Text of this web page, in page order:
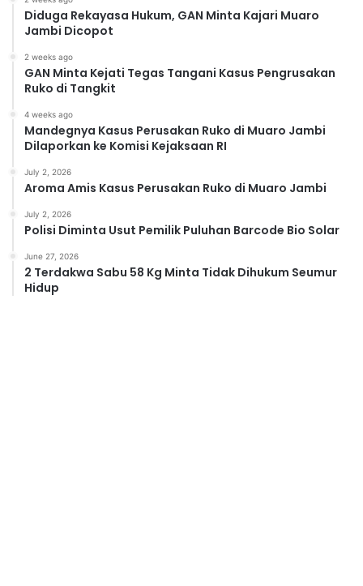
Diduga Rekayasa Hukum, GAN Minta Kajari Muaro
Jambi Dicopot
2 weeks ago
GAN Minta Kejati Tegas Tangani Kasus Pengrusakan
Ruko di Tangkit
4 weeks ago
Mandegnya Kasus Perusakan Ruko di Muaro Jambi
Dilaporkan ke Komisi Kejaksaan RI
July 2, 2026
Aroma Amis Kasus Perusakan Ruko di Muaro Jambi
July 2, 2026
Polisi Diminta Usut Pemilik Puluhan Barcode Bio Solar
June 27, 2026
2 Terdakwa Sabu 58 Kg Minta Tidak Dihukum Seumur
Hidup